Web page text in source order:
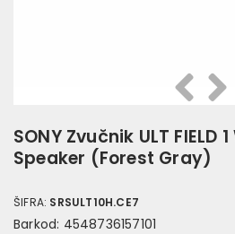
SONY Zvučnik ULT FIELD
Speaker (Forest Gray)
ŠIFRA: SRSULT10H.CE7
Barkod: 4548736157101